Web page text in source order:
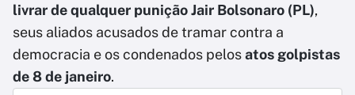
livrar de qualquer punição Jair Bolsonaro (PL),
seus aliados acusados de tramar contra a
democracia e os condenados pelosatos golpistas
de 8 de janeiro.